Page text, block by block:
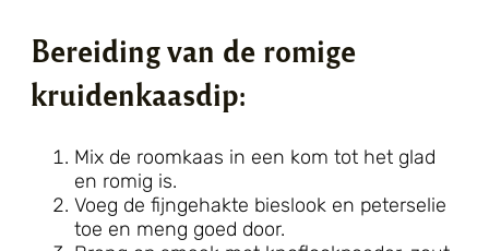
Bereiding van de romige
kruidenkaasdip:
Mix de roomkaas in een kom tot het glad
en romig is.
Voeg de fijngehakte bieslook en peterselie
toe en meng goed door.